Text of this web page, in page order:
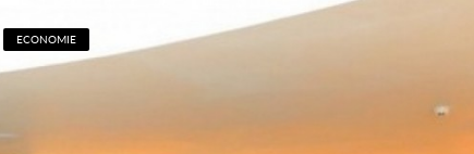
ECONOMIE